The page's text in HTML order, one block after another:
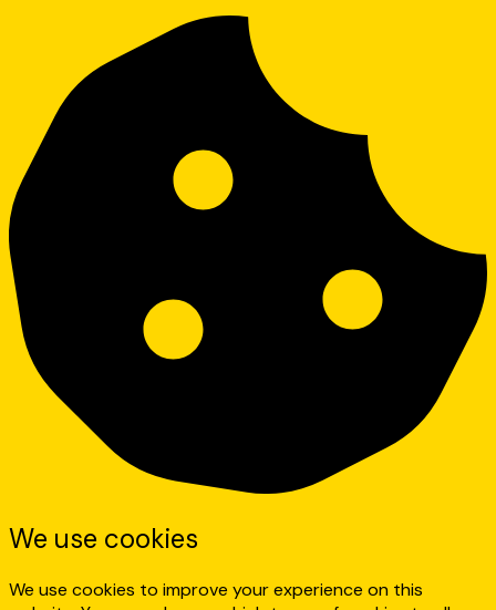
We use cookies
We use cookies to improve your experience on this